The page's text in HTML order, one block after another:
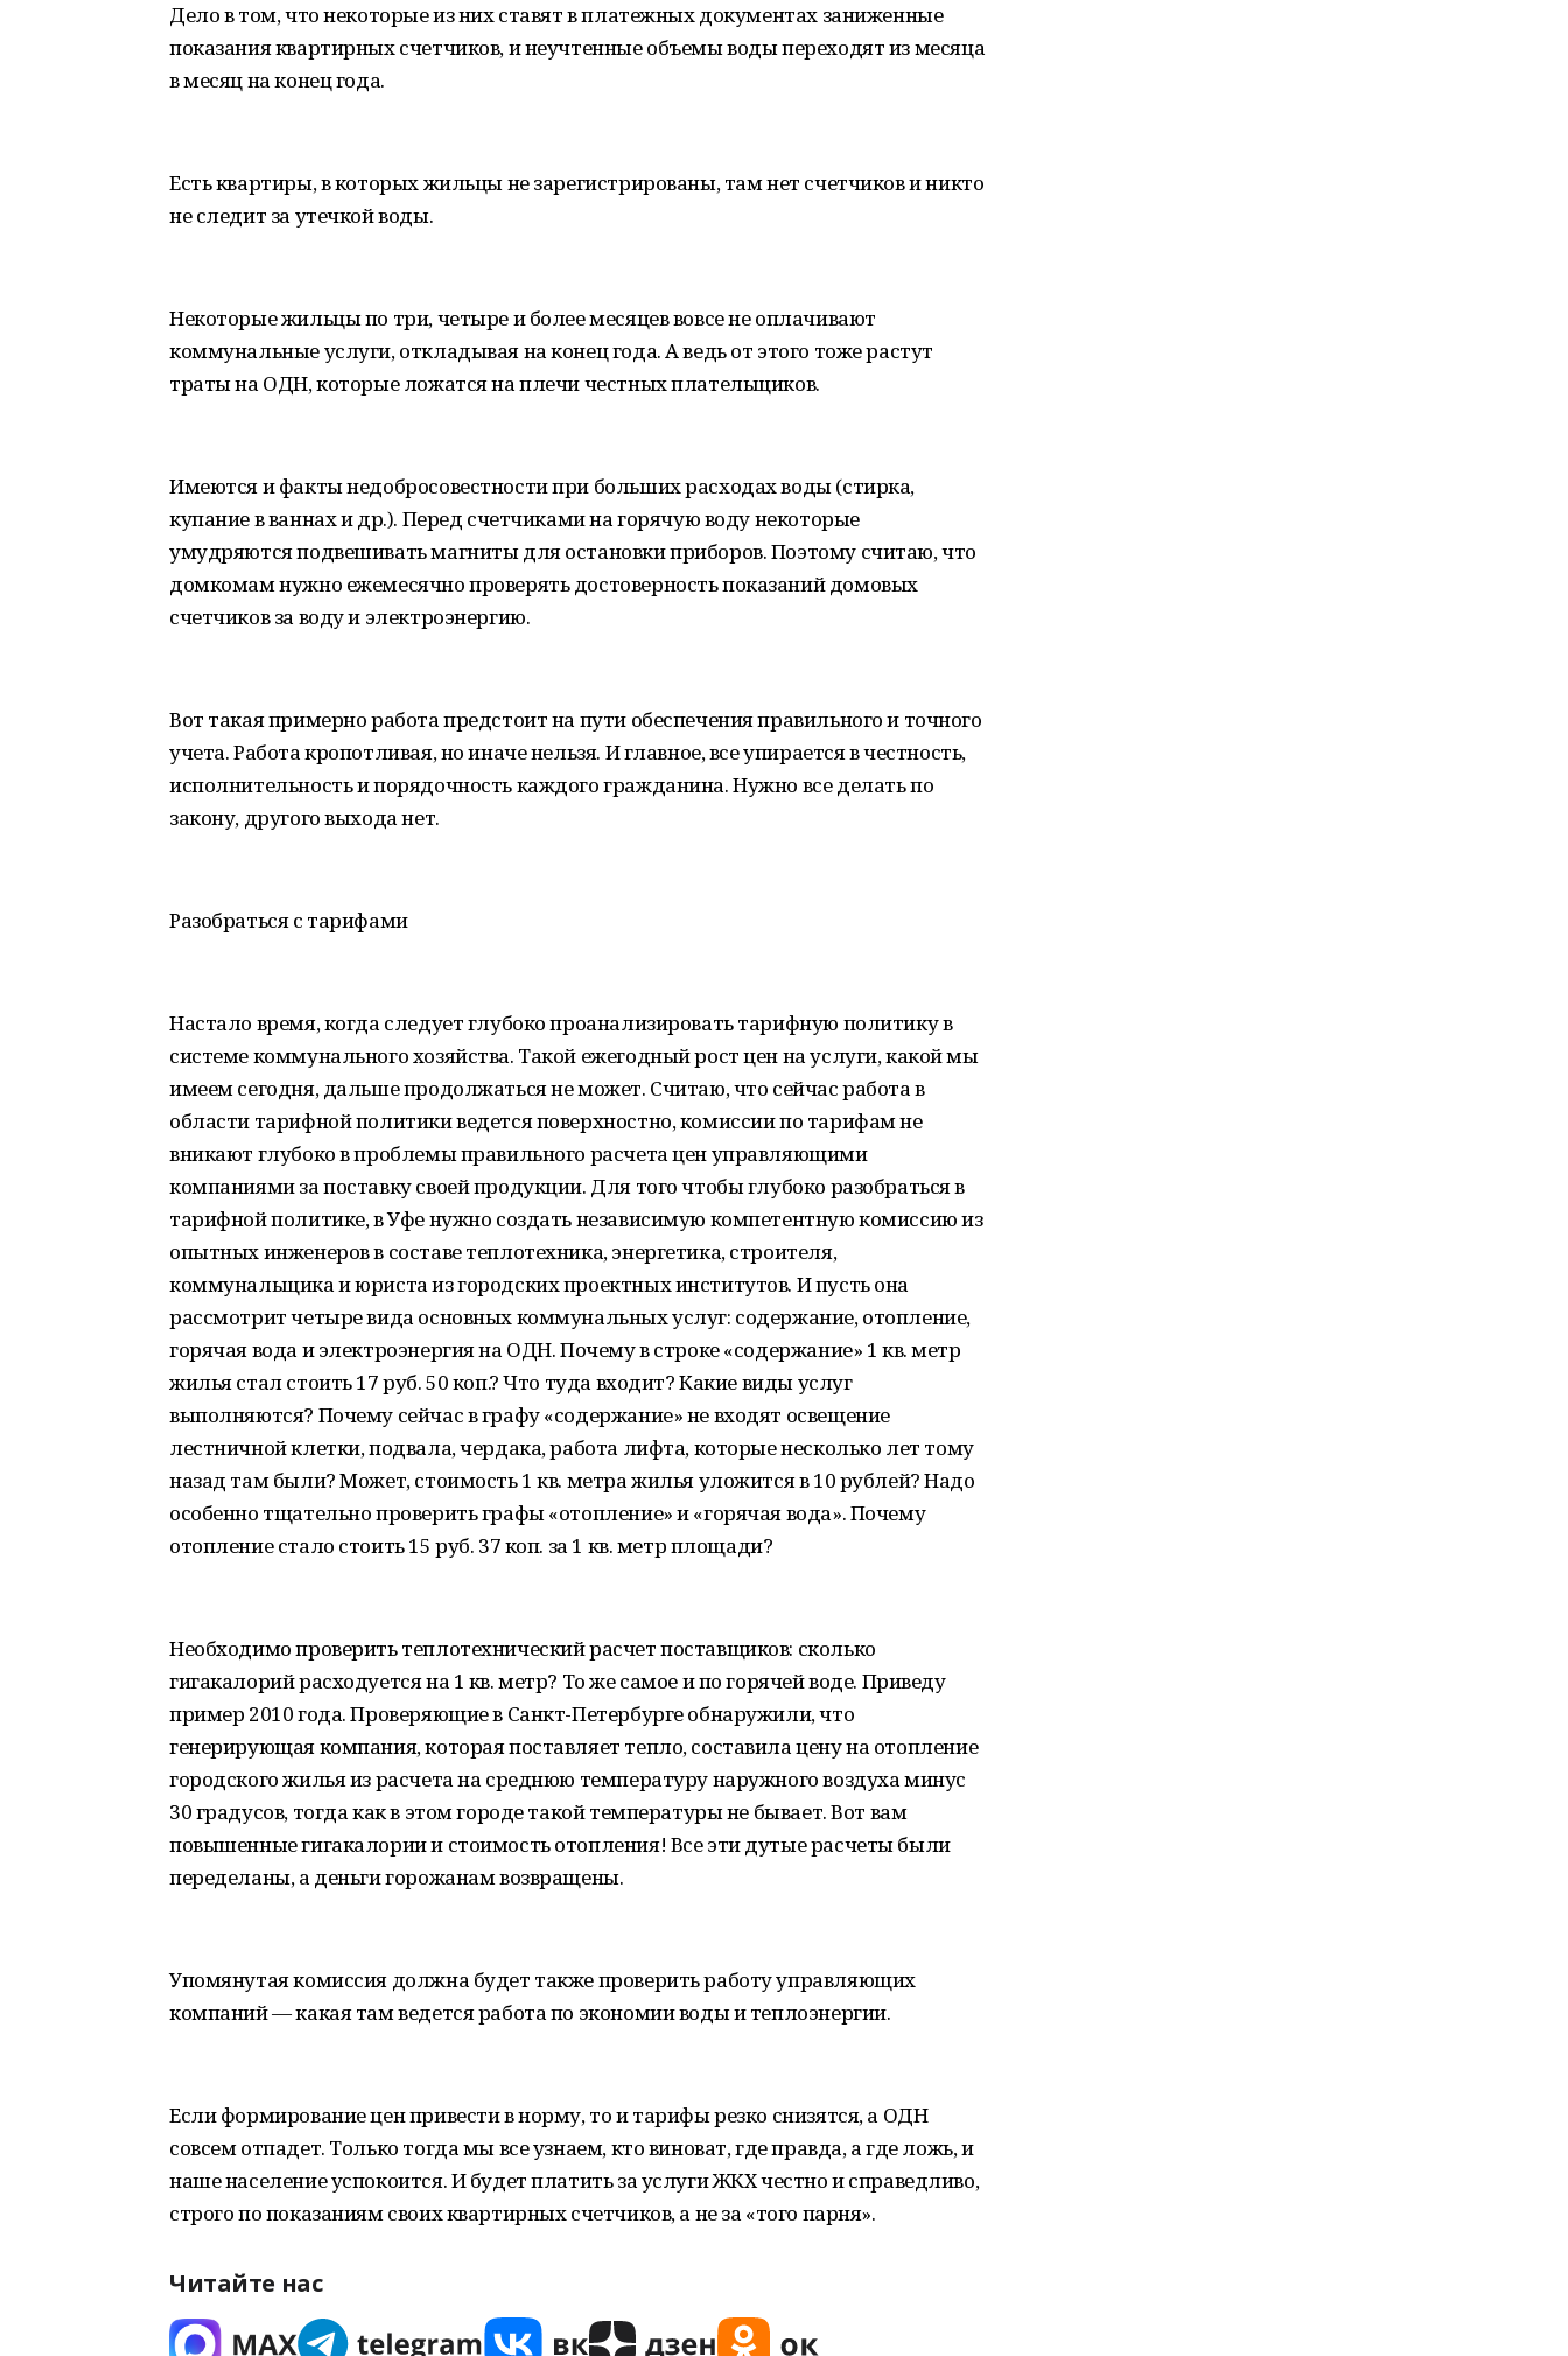
Дело в том, что некоторые из них ставят в платежных документах заниженные
показания квартирных счетчиков, и неучтенные объемы воды переходят из месяца
в месяц на конец года.
Есть квартиры, в которых жильцы не зарегистрированы, там нет счетчиков и никто
не следит за утечкой воды.
Некоторые жильцы по три, четыре и более месяцев вовсе не оплачивают
коммунальные услуги, откладывая на конец года. А ведь от этого тоже растут
траты на ОДН, которые ложатся на плечи честных плательщиков.
Имеются и факты недобросовестности при больших расходах воды (стирка,
купание в ваннах и др.). Перед счетчиками на горячую воду некоторые
умудряются подвешивать магниты для остановки приборов. Поэтому считаю, что
домкомам нужно ежемесячно проверять достоверность показаний домовых
счетчиков за воду и электроэнергию.
Вот такая примерно работа предстоит на пути обеспечения правильного и точного
учета. Работа кропотливая, но иначе нельзя. И главное, все упирается в честность,
исполнительность и порядочность каждого гражданина. Нужно все делать по
закону, другого выхода нет.
Разобраться с тарифами
Настало время, когда следует глубоко проанализировать тарифную политику в
системе коммунального хозяйства. Такой ежегодный рост цен на услуги, какой мы
имеем сегодня, дальше продолжаться не может. Считаю, что сейчас работа в
области тарифной политики ведется поверхностно, комиссии по тарифам не
вникают глубоко в проблемы правильного расчета цен управляющими
компаниями за поставку своей продукции. Для того чтобы глубоко разобраться в
тарифной политике, в Уфе нужно создать независимую компетентную комиссию из
опытных инженеров в составе теплотехника, энергетика, строителя,
коммунальщика и юриста из городских проектных институтов. И пусть она
рассмотрит четыре вида основных коммунальных услуг: содержание, отопление,
горячая вода и электроэнергия на ОДН. Почему в строке «содержание» 1 кв. метр
жилья стал стоить 17 руб. 50 коп.? Что туда входит? Какие виды услуг
выполняются? Почему сейчас в графу «содержание» не входят освещение
лестничной клетки, подвала, чердака, работа лифта, которые несколько лет тому
назад там были? Может, стоимость 1 кв. метра жилья уложится в 10 рублей? Надо
особенно тщательно проверить графы «отопление» и «горячая вода». Почему
отопление стало стоить 15 руб. 37 коп. за 1 кв. метр площади?
Необходимо проверить теплотехнический расчет поставщиков: сколько
гигакалорий расходуется на 1 кв. метр? То же самое и по горячей воде. Приведу
пример 2010 года. Проверяющие в Санкт-Петербурге обнаружили, что
генерирующая компания, которая поставляет тепло, составила цену на отопление
городского жилья из расчета на среднюю температуру наружного воздуха минус
30 градусов, тогда как в этом городе такой температуры не бывает. Вот вам
повышенные гигакалории и стоимость отопления! Все эти дутые расчеты были
переделаны, а деньги горожанам возвращены.
Упомянутая комиссия должна будет также проверить работу управляющих
компаний — какая там ведется работа по экономии воды и теплоэнергии.
Если формирование цен привести в норму, то и тарифы резко снизятся, а ОДН
совсем отпадет. Только тогда мы все узнаем, кто виноват, где правда, а где ложь, и
наше население успокоится. И будет платить за услуги ЖКХ честно и справедливо,
строго по показаниям своих квартирных счетчиков, а не за «того парня».
Читайте нас